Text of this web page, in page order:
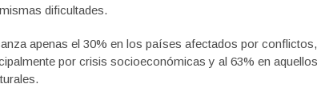
dificultades.
apenas el 30% en los países afectados por conflictos,
por crisis socioeconómicas y al 63% en aquellos